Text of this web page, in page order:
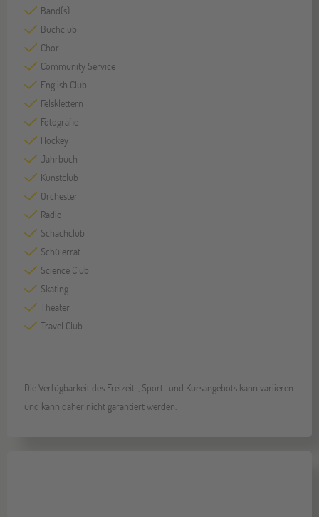
Band(s)
Buchclub
Chor
Community Service
English Club
Felsklettern
Fotografie
Hockey
Jahrbuch
Kunstclub
Orchester
Radio
Schachclub
Schülerrat
Science Club
Skating
Theater
Travel Club
Die Verfügbarkeit des Freizeit-, Sport- und Kursangebots kann variieren
und kann daher nicht garantiert werden.